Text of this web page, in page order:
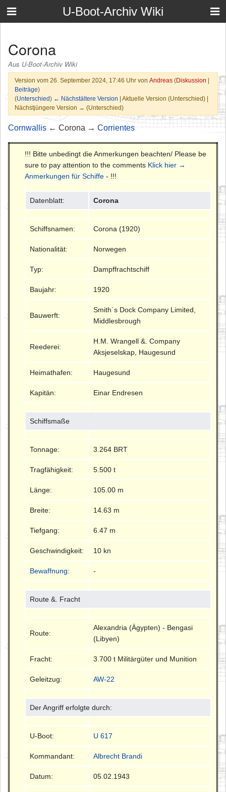
U-Boot-Archiv Wiki
Corona
Aus U-Boot-Archiv Wiki
Version vom 26. September 2024, 17:46 Uhr von Andreas (Diskussion |
Beiträge)
(Unterschied) ← Nächstältere Version | Aktuelle Version (Unterschied) |
Nächstjüngere Version → (Unterschied)
Cornwallis ← Corona → Corrientes
!!! Bitte unbedingt die Anmerkungen beachten/ Please be
sure to pay attention to the comments Klick hier →
Anmerkungen für Schiffe - !!!
Datenblatt: Corona
Schiffsnamen: Corona (1920)
Nationalität: Norwegen
Typ: Dampffrachtschiff
Baujahr: 1920
Bauwerft:
Smith´s Dock Company Limited,
Middlesbrough
Reederei:
H.M. Wrangell &. Company
Aksjeselskap, Haugesund
Heimathafen: Haugesund
Kapitän: Einar Endresen
Schiffsmaße
Tonnage: 3.264 BRT
Tragfähigkeit: 5.500 t
Länge: 105.00 m
Breite: 14.63 m
Tiefgang: 6.47 m
Geschwindigkeit: 10 kn
Bewaffnung: -
Route &. Fracht
Route:
Alexandria (Ägypten) - Bengasi
(Libyen)
Fracht: 3.700 t Militärgüter und Munition
Geleitzug: AW-22
Der Angriff erfolgte durch:
U-Boot: U 617
Kommandant: Albrecht Brandi
Datum: 05.02.1943